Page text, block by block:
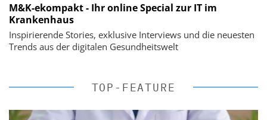
M&K-ekompakt - Ihr online Special zur IT im
Krankenhaus
Inspirierende Stories, exklusive Interviews und die neuesten
Trends aus der digitalen Gesundheitswelt
TOP-FEATURE